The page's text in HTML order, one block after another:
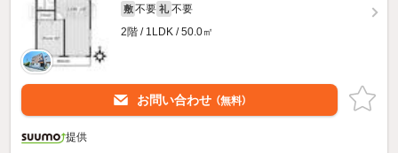
敷 不要 礼 不要
2階 / 1LDK / 50.0㎡
お問い合わせ （無料）
提供